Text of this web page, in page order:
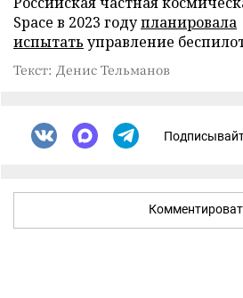
Space в 2023 годупланировала
испытать управление
Текст: Денис Тельманов